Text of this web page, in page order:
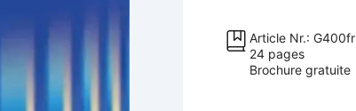
de
Dieu
(brochure
Article Nr.: G400fr
24 pages
Brochure gratuite